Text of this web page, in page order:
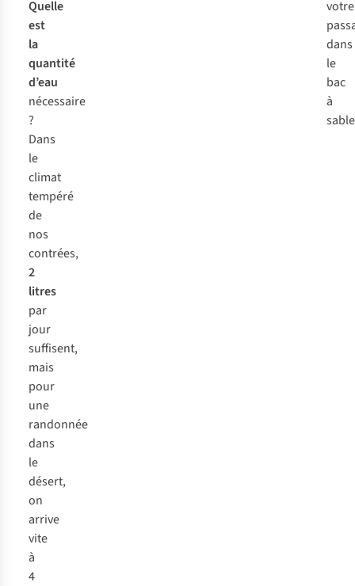
Quelle
est
la
quantité
d’eau
nécessaire
?
Dans
le
climat
tempéré
de
nos
contrées,
2
litres
par
jour
suffisent,
mais
pour
une
randonnée
dans
le
désert,
on
arrive
vite
à
4
votre
dans
le
bac
à